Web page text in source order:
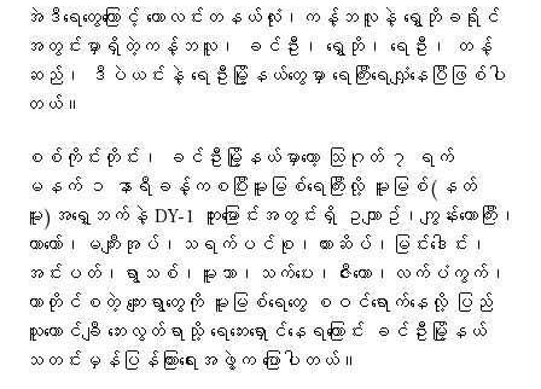
အဲဒီရေတွေကြောင့် ကောလင်းတနယ်လုံး၊ကန့်ဘလူနဲ့ ရွှေဘိုခရိုင်
အတွင်းမှာရှိတဲ့ကန့်ဘလူ၊ ခင်ဦး၊ ရွှေဘို၊ ရေဦး၊ တန့်
ဆည်၊ ဒီပဲယင်းနဲ့ ရေဦးမြို့နယ်တွေမှာ ရေကြီးရေလျှံနေပြီဖြစ်ပါ
တယ်။
စစ်ကိုင်းတိုင်း၊ ခင်ဦးမြို့နယ်မှာတော့ သြဂုတ် ၇ ရက်
မနက် ၁ နာရီခန့်ကစပြီးမူးမြစ်ရေကြီးလို့ မူးမြစ်(နတ်
မူး)အရှေ့ဘက်နဲ့ DY-1 တူးမြောင်းအတွင်းရှိ ဥယျာဥ်၊ကျွန်းတောကြီး၊
ယာတော်၊မကျီးအုပ်၊သရက်ပင်စု၊ကားဆိပ်၊မြင်းဒေါင်း၊
အင်းပတ်၊ရွာသစ်၊မူးသာ၊သက်ပေး၊ဇီးတော၊လက်ပံကွက်၊
တာတိုင်စတဲ့ ကျေးရွာတွေကို မူးမြစ်ရေတွေ စဝင်ရောက်နေလို့ ပြည်
သူ‌ထောင်ချီ ဘေးလွတ်ရာသို့ ရေဘေးရှောင်နေရကြောင်း ခင်ဦးမြို့နယ်
သတင်းမှန်ပြန်ကြားရေးအဖွဲ့က ပြောပါတယ်။